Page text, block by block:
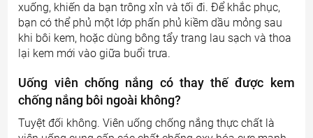
xuống, khiến da bạn trông xỉn và tối đi. Để khắc phục,
bạn có thể phủ một lớp phấn phủ kiềm dầu mỏng sau
khi bôi kem, hoặc dùng bông tẩy trang lau sạch và thoa
lại kem mới vào giữa buổi trưa.
Uống viên chống nắng có thay thế được kem
chống nắng bôi ngoài không?
Tuyệt đối không. Viên uống chống nắng thực chất là